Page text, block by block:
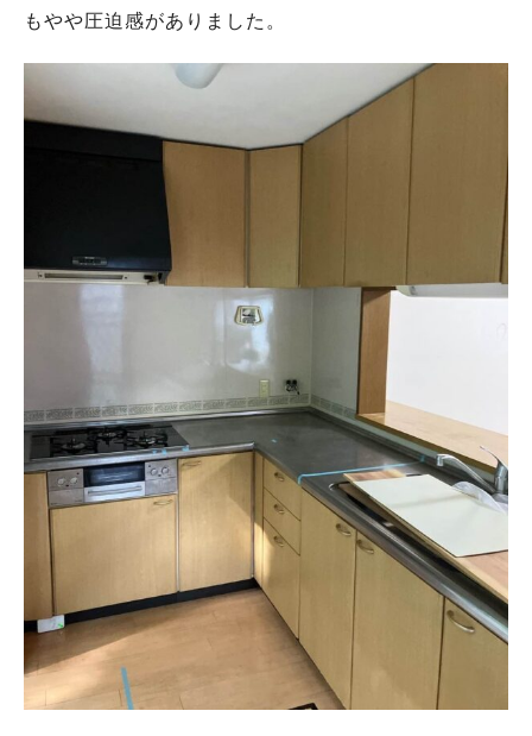
もやや圧迫感がありました。